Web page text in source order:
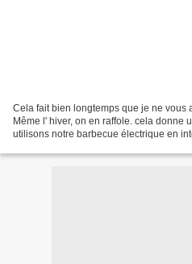
Cela fait bien longtemps que je ne vous
Même l' hiver, on en raffole. cela donne
utilisons notre barbecue électrique en